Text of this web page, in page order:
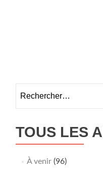
TOUS LES
À venir(96)